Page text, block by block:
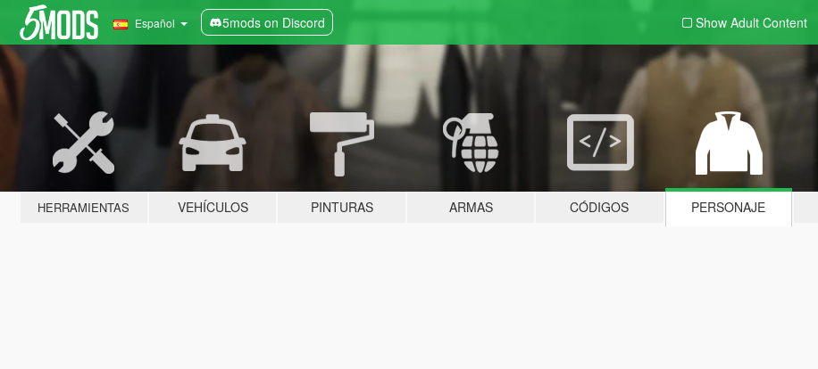
Español 5mods on Discord Show Adult Content
HERRAMIENTAS VEHÍCULOS PINTURAS ARMAS CÓDIGOS PERSONAJE